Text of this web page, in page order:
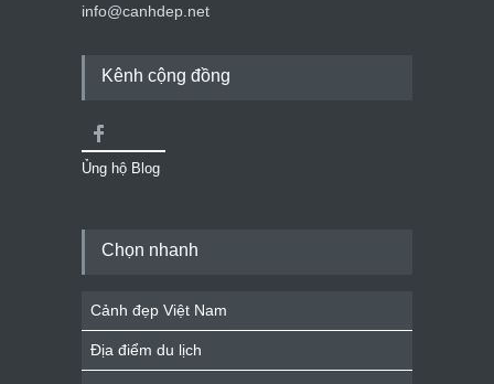
info@canhdep.net
Kênh cộng đồng
Ủng hộ Blog
Chọn nhanh
Cảnh đẹp Việt Nam
Địa điểm du lịch